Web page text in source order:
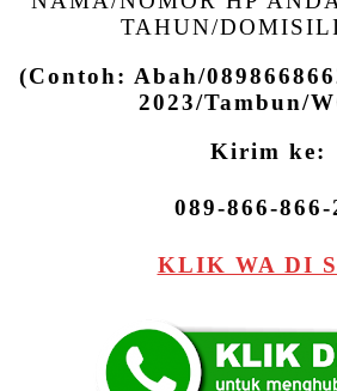
TAHUN/
(Contoh: Abah/
2023/Tambun/
Kirim ke:
089-866-866-
KLIK WA DI